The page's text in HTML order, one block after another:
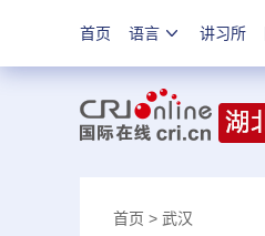
首页 语言 讲习所
首页 > 武汉